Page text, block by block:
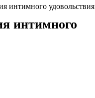
интимного удовольствия
интимного